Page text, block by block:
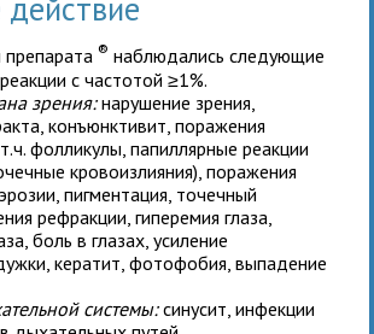
препарата® наблюдались следующие
с частотой ≥1%.
зрения:нарушение зрения,
конъюнктивит, поражения
фолликулы, папиллярные реакции
кровоизлияния), поражения
пигментация, точечный
рефракции, гиперемия глаза,
боль в глазах, усиление
кератит, фотофобия, выпадение
системы:синусит, инфекции